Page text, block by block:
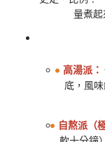
量煮起
高湯派：
底，風
自熬派（